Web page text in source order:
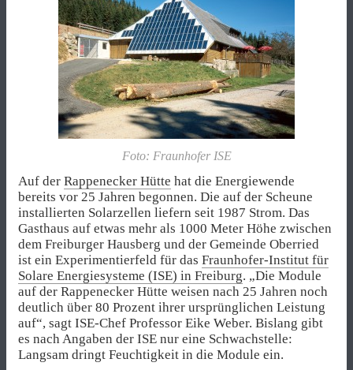
Foto: Fraunhofer ISE
Auf der Rappenecker Hütte hat die Energiewende
bereits vor 25 Jahren begonnen. Die auf der Scheune
installierten Solarzellen liefern seit 1987 Strom. Das
Gasthaus auf etwas mehr als 1000 Meter Höhe zwischen
dem Freiburger Hausberg und der Gemeinde Oberried
ist ein Experimentierfeld für das Fraunhofer-Institut für
Solare Energiesysteme (ISE) in Freiburg. „Die Module
auf der Rappenecker Hütte weisen nach 25 Jahren noch
deutlich über 80 Prozent ihrer ursprünglichen Leistung
auf“, sagt ISE-Chef Professor Eike Weber. Bislang gibt
es nach Angaben der ISE nur eine Schwachstelle:
Langsam dringt Feuchtigkeit in die Module ein.